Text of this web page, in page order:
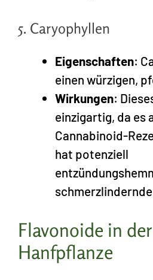
5. Caryophyllen
Eigenschaften:
einen würzigen,
Wirkungen:
einzigartig, da es
Cannabinoid-
hat potenziell
Flavonoide in der
Hanfpflanze